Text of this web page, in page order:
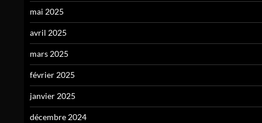
mai 2025
avril 2025
mars 2025
février 2025
janvier 2025
décembre 2024